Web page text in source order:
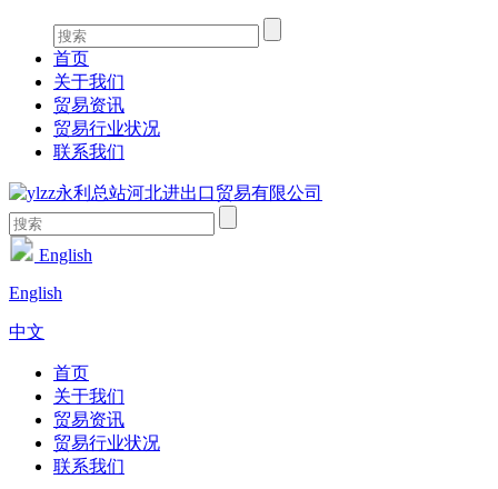
首页
关于我们
贸易资讯
贸易行业状况
联系我们
English
English
中文
首页
关于我们
贸易资讯
贸易行业状况
联系我们